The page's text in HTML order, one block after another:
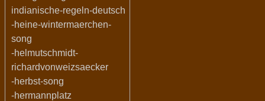
indianische-regeln-deutsch
-heine-wintermaerchen-
song
-helmutschmidt-
richardvonweizsaecker
-herbst-song
-hermannplatz